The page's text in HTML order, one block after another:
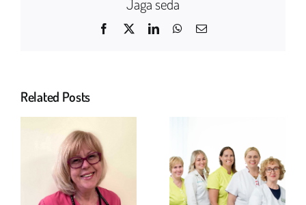
Jaga seda
Facebook
TwitterLinkedInWhatsApp
Email
Related Posts